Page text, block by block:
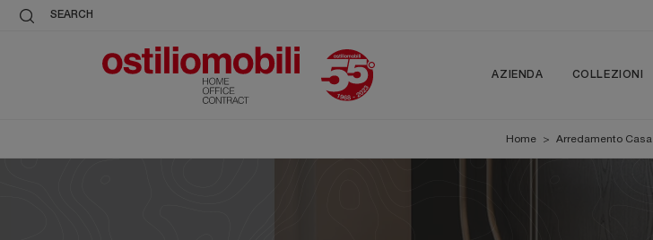
SEARCH
AZIENDA COLLEZIONI
Home > Arredamento Casa